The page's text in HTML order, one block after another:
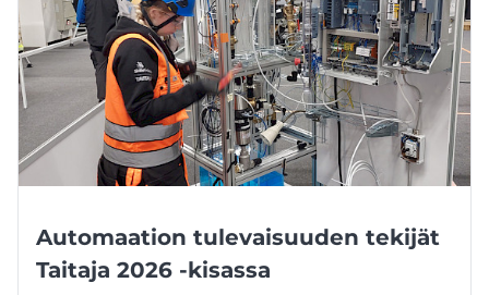
Automaation tulevaisuuden tekijät
Taitaja 2026 -kisassa